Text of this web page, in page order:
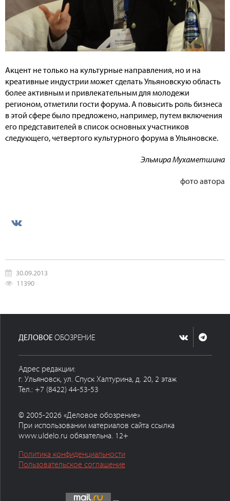
Акцент не только на культурные направления, но и на
креативные индустрии может сделать Ульяновскую область
более активным и привлекательным для молодежи
регионом, отметили гости форума. А повысить роль бизнеса
в этой сфере было предложено, например, путем включения
его представителей в список основных участников
следующего, четвертого культурного форума в Ульяновске.
Эльмира Мухаметшина
фото автора
30.09.2013
11390
ДЕЛОВОЕ ОБОЗРЕНИЕ
Адрес редакции:
г. Ульяновск, ул. Спуск Халтурина, д. 20, 2 этаж
Тел.: +7 (8422) 44-53-53
© 2005-2026 «Деловое обозрение»
При использовании материалов сайта ссылка
www.uldelo.ru обязательна. 12+
Политика конфиденциальности
Пользовательское соглашение